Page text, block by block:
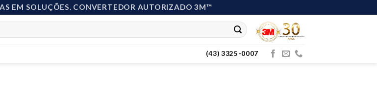
EM SOLUÇÕES. CONVERTEDOR AUTORIZADO 3M™
(43) 3325-0007